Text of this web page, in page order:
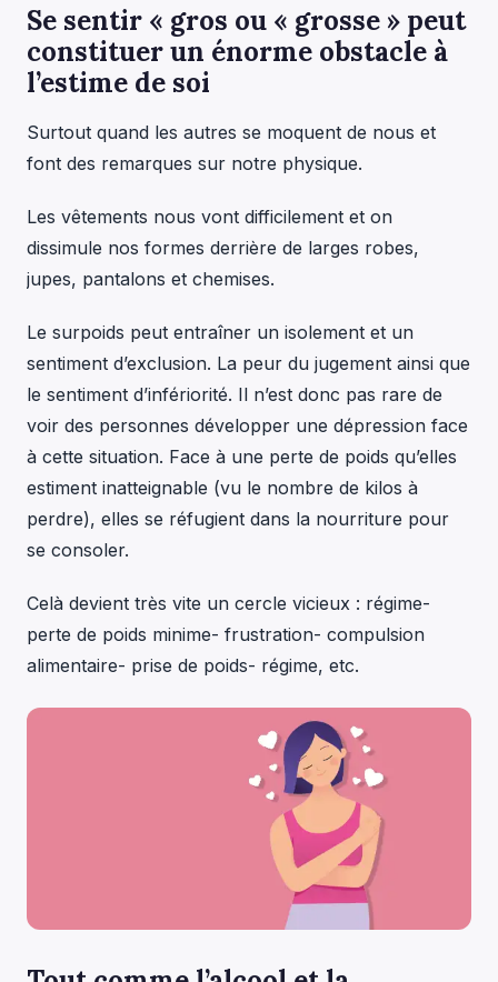
Se sentir « gros ou « grosse » peut
constituer un énorme obstacle à
l’estime de soi
Surtout quand les autres se moquent de nous et
font des remarques sur notre physique.
Les vêtements nous vont difficilement et on
dissimule nos formes derrière de larges robes,
jupes, pantalons et chemises.
Le surpoids peut entraîner un isolement et un
sentiment d’exclusion. La peur du jugement ainsi que
le sentiment d’infériorité. Il n’est donc pas rare de
voir des personnes développer une dépression face
à cette situation. Face à une perte de poids qu’elles
estiment inatteignable (vu le nombre de kilos à
perdre), elles se réfugient dans la nourriture pour
se consoler.
Celà devient très vite un cercle vicieux : régime-
perte de poids minime- frustration- compulsion
alimentaire- prise de poids- régime, etc.